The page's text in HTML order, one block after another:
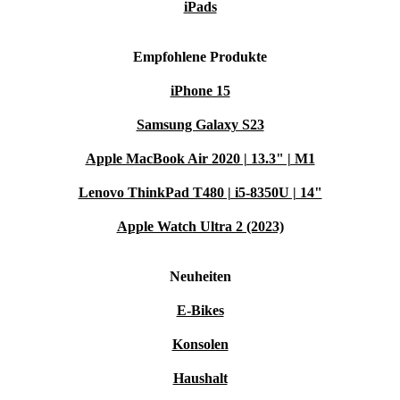
iPads
Empfohlene Produkte
iPhone 15
Samsung Galaxy S23
Apple MacBook Air 2020 | 13.3" | M1
Lenovo ThinkPad T480 | i5-8350U | 14"
Apple Watch Ultra 2 (2023)
Neuheiten
E-Bikes
Konsolen
Haushalt